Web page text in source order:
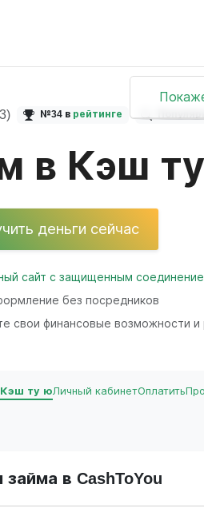
№34 в рейтинге
в Кэш
деньги сейчас
сайт с защищенным
без посредников
свои финансовые возможности и
Кэш ту юЛичный кабинетОплатить
займа в CashToYou